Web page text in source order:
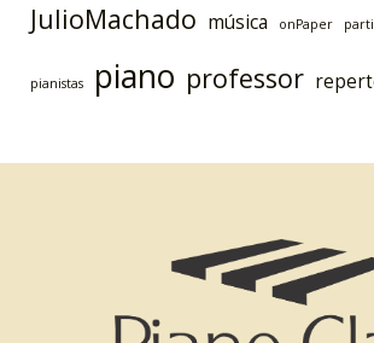
JulioMachado música onPaper
pianistas piano professor